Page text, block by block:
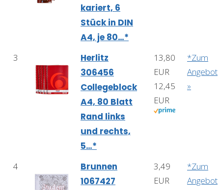
kariert, 6
Stück in DIN
A4, je 80…*
3
Herlitz
306456
Collegeblock
A4, 80 Blatt
Rand links
und rechts,
5…*
13,80
EUR
12,45
EUR
*Zum
Angebot
»
4
Brunnen
1067427
3,49
EUR
*Zum
Angebot